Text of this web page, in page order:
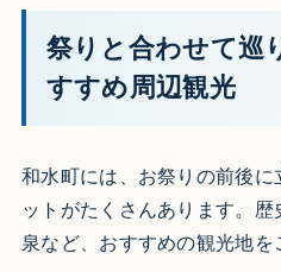
祭りと合わせて巡
すすめ周辺観光
和水町には、お祭りの前後
ットがたくさんあります。
泉など、おすすめの観光地を